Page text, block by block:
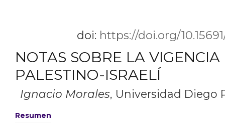
doi: https://doi.org/
NOTAS SOBRE LA
PALESTINO-ISRAELÍ
Ignacio Morales, Universidad Diego
Resumen